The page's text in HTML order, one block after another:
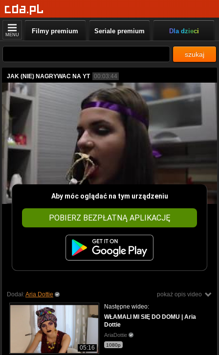
MENU Filmy premium Seriale premium Dla dzieci
szukaj
JAK (NIE) NAGRYWAC NA YT 00:03:44
Aby móc oglądać na tym urządzeniu
POBIERZ BEZPŁATNĄ APLIKACJĘ
pokaż opis video
Dodał:Aria Dottie
05:16
Następne wideo:
WŁAMALI MI SIĘ DO DOMU | Aria
Dottie
AriaDottie
1080p